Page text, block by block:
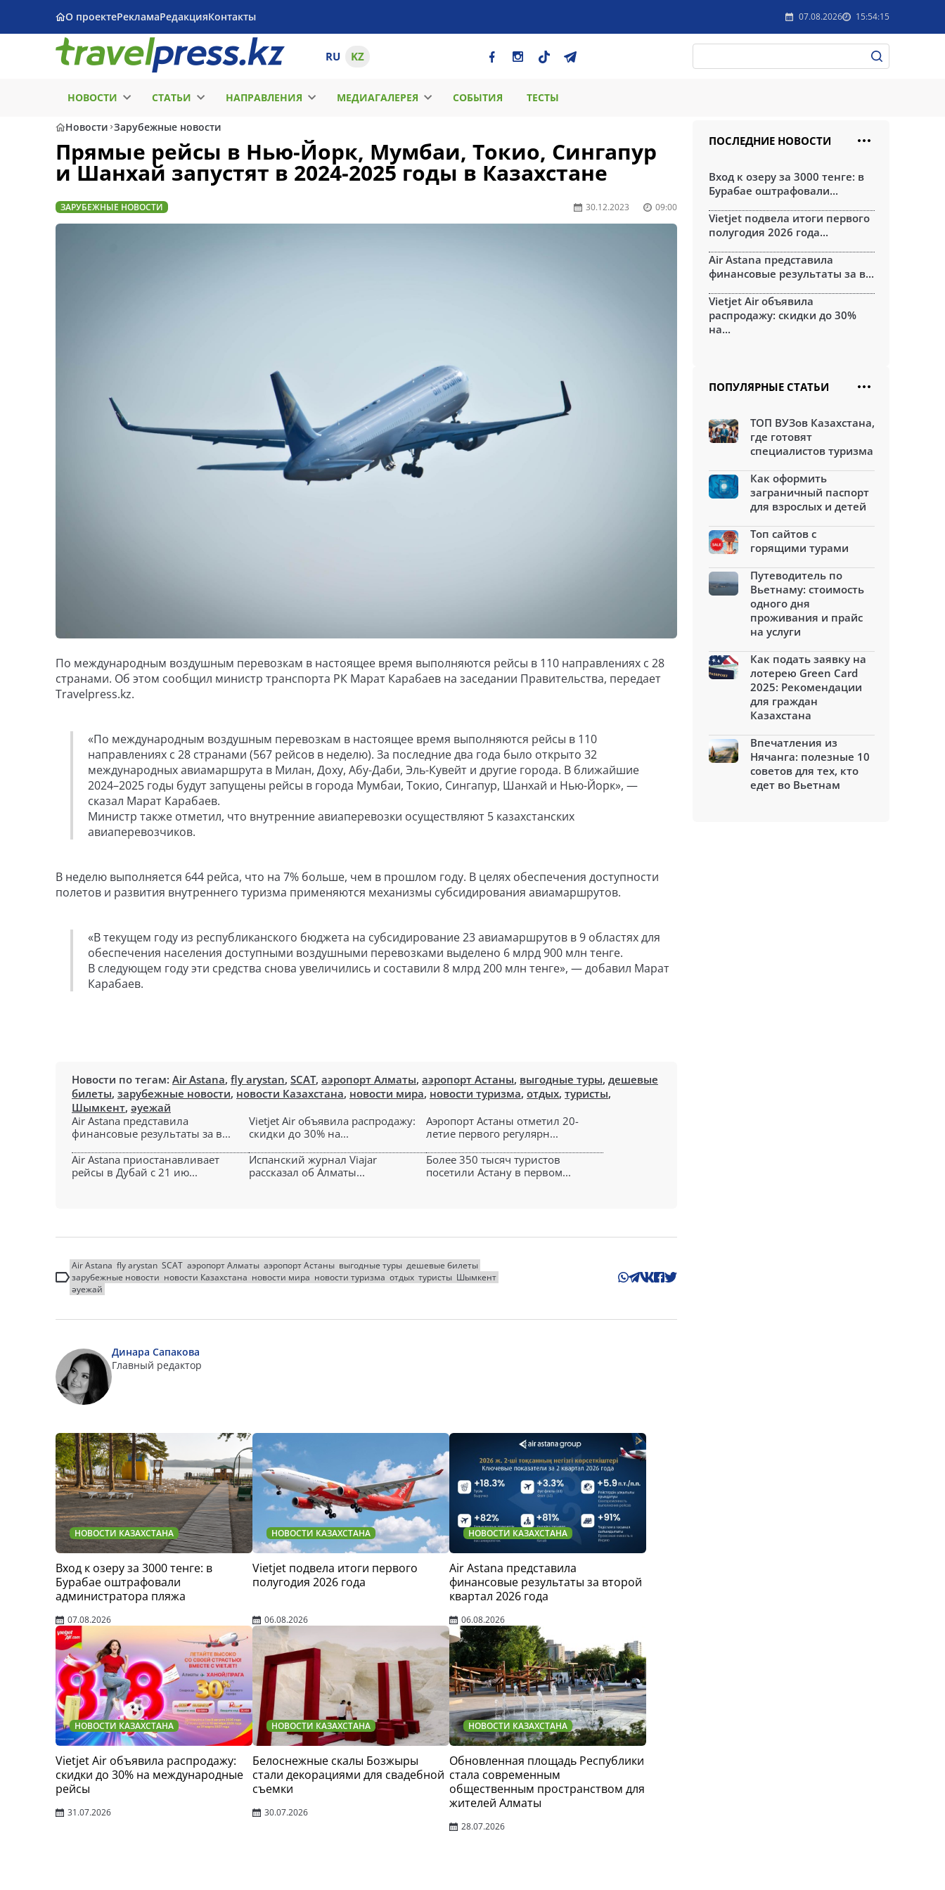
О проектеРекламаРедакцияКонтакты 07.08.2026 15:54:15
RU KZ
НОВОСТИ СТАТЬИ НАПРАВЛЕНИЯ МЕДИАГАЛЕРЕЯ СОБЫТИЯ ТЕСТЫ
Новости Зарубежные новости
Прямые рейсы в Нью-Йорк, Мумбаи, Токио, Сингапур
и Шанхай запустят в 2024-2025 годы в Казахстане
ЗАРУБЕЖНЫЕ НОВОСТИ 30.12.2023 09:00
По международным воздушным перевозкам в настоящее время выполняются рейсы в 110 направлениях с 28
странами. Об этом сообщил министр транспорта РК Марат Карабаев на заседании Правительства, передает
Travelpress.kz.
«По международным воздушным перевозкам в настоящее время выполняются рейсы в 110
направлениях с 28 странами (567 рейсов в неделю). За последние два года было открыто 32
международных авиамаршрута в Милан, Доху, Абу-Даби, Эль-Кувейт и другие города. В ближайшие
2024–2025 годы будут запущены рейсы в города Мумбаи, Токио, Сингапур, Шанхай и Нью-Йорк», —
сказал Марат Карабаев.
Министр также отметил, что внутренние авиаперевозки осуществляют 5 казахстанских
авиаперевозчиков.
В неделю выполняется 644 рейса, что на 7% больше, чем в прошлом году. В целях обеспечения доступности
полетов и развития внутреннего туризма применяются механизмы субсидирования авиамаршрутов.
«В текущем году из республиканского бюджета на субсидирование 23 авиамаршрутов в 9 областях для
обеспечения населения доступными воздушными перевозками выделено 6 млрд 900 млн тенге.
В следующем году эти средства снова увеличились и составили 8 млрд 200 млн тенге», — добавил Марат
Карабаев.
Новости по тегам: Air Astana, fly arystan, SCAT, аэропорт Алматы, аэропорт Астаны, выгодные туры, дешевые
билеты, зарубежные новости, новости Казахстана, новости мира, новости туризма, отдых, туристы,
Шымкент, әуежай
Air Astana представила
финансовые результаты за в...
Vietjet Air объявила распродажу:
скидки до 30% на...
Аэропорт Астаны отметил 20-
летие первого регулярн...
Air Astana приостанавливает
рейсы в Дубай с 21 ию...
Испанский журнал Viajar
рассказал об Алматы...
Более 350 тысяч туристов
посетили Астану в первом...
Air Astana fly arystan SCAT аэропорт Алматы аэропорт Астаны выгодные туры дешевые билеты
зарубежные новости новости Казахстана новости мира новости туризма отдых туристы Шымкент
әуежай
Динара Сапакова
Главный редактор
НОВОСТИ КАЗАХСТАНА
Вход к озеру за 3000 тенге: в
Бурабае оштрафовали
администратора пляжа
07.08.2026
НОВОСТИ КАЗАХСТАНА
Vietjet подвела итоги первого
полугодия 2026 года
06.08.2026
НОВОСТИ КАЗАХСТАНА
Air Astana представила
финансовые результаты за второй
квартал 2026 года
06.08.2026
НОВОСТИ КАЗАХСТАНА
Vietjet Air объявила распродажу:
скидки до 30% на международные
рейсы
31.07.2026
НОВОСТИ КАЗАХСТАНА
Белоснежные скалы Бозжыры
стали декорациями для свадебной
съемки
30.07.2026
НОВОСТИ КАЗАХСТАНА
Обновленная площадь Республики
стала современным
общественным пространством для
жителей Алматы
28.07.2026
ПОСЛЕДНИЕ НОВОСТИ
Вход к озеру за 3000 тенге: в
Бурабае оштрафовали...
Vietjet подвела итоги первого
полугодия 2026 года...
Air Astana представила
финансовые результаты за в...
Vietjet Air объявила
распродажу: скидки до 30%
на...
ПОПУЛЯРНЫЕ СТАТЬИ
ТОП ВУЗов Казахстана,
где готовят
специалистов туризма
Как оформить
заграничный паспорт
для взрослых и детей
Топ сайтов с
горящими турами
Путеводитель по
Вьетнаму: стоимость
одного дня
проживания и прайс
на услуги
Как подать заявку на
лотерею Green Card
2025: Рекомендации
для граждан
Казахстана
Впечатления из
Нячанга: полезные 10
советов для тех, кто
едет во Вьетнам